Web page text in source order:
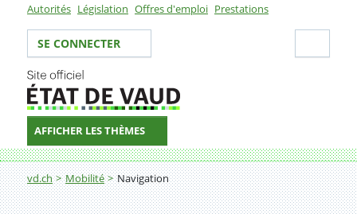
Sous-navigation
Autorités Législation Offres d'emploi Prestations
Votre identité
SE CONNECTER
AFFICHER LES THÈMES
Fil d'Ariane
vd.ch Mobilité Navigation
Demander l'immatriculation d'un bateau d'occasion